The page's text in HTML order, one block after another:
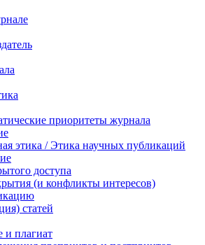
приоритеты журнала
этика / Этика научных публикаций
доступа
(и конфликты интересов)
статей
и плагиат